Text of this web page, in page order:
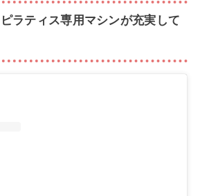
ラティス専用マシンが充実して